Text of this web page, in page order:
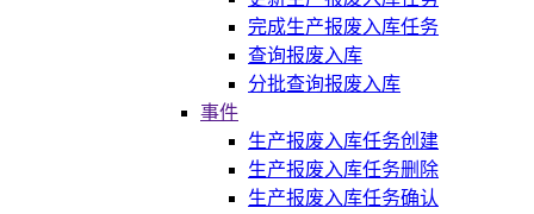
完成生产报废入库任务
查询报废入库
分批查询报废入库
事件
生产报废入库任务创建
生产报废入库任务删除
生产报废入库任务确认